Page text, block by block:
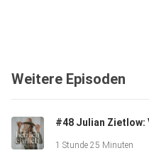
Weitere Episoden
1 Stunde 25 Minuten